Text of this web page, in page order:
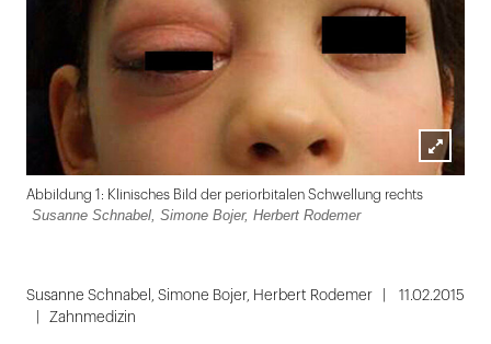
Lightbox
öffnen
Abbildung 1: Klinisches Bild der periorbitalen Schwellung rechts
Susanne Schnabel, Simone Bojer, Herbert Rodemer
1
von
Susanne Schnabel, Simone Bojer, Herbert Rodemer
11.02.2015
Zahnmedizin